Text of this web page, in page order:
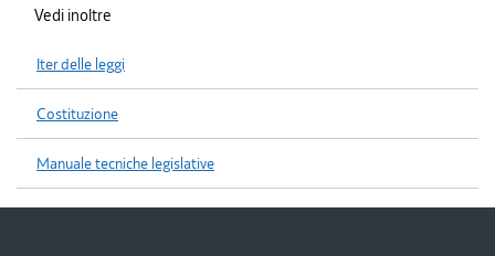
Vedi inoltre
Iter delle leggi
Costituzione
Manuale tecniche legislative